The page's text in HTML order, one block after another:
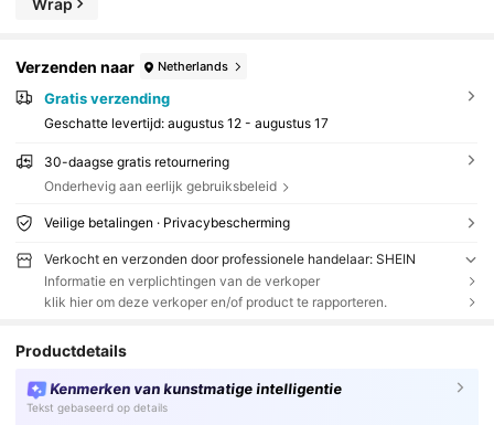
Wrap
Verzenden naar Netherlands
Gratis verzending
Geschatte levertijd: augustus 12 - augustus 17
30-daagse gratis retournering
Onderhevig aan eerlijk gebruiksbeleid
Veilige betalingen · Privacybescherming
Verkocht en verzonden door professionele handelaar: SHEIN
Informatie en verplichtingen van de verkoper
klik hier om deze verkoper en/of product te rapporteren.
Productdetails
Kenmerken van kunstmatige intelligentie
Tekst gebaseerd op details